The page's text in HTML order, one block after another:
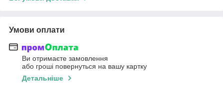
Умови оплати
Ви отримаєте замовлення
або гроші повернуться на вашу картку
Детальніше